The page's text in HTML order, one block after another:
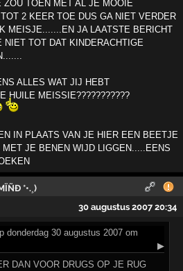
TOEN MET AL JE MOOIE
2 KEER TOE DUS GA NIET VERDER
MEISJE.......EN JA LAATSTE BERICHT
TOT DAT KINDERACHTIGE
ALLES WAT JIJ HEBT
HUILE MEISSIE???????????
IN PLAATS VAN JE HIER EEN BEETJE
JE BENEN WIJD LIGGEN.....EENS
*•.¸)
30 augustus 2007 20:34
donderdag 30 augustus 2007 om
▶
DAN VOOR DRUGS OP JE RUG